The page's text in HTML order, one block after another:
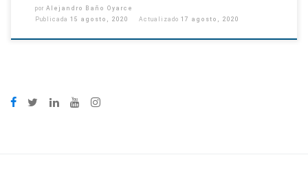
por Alejandro Baño Oyarce
Publicada 15 agosto, 2020 Actualizado 17 agosto, 2020